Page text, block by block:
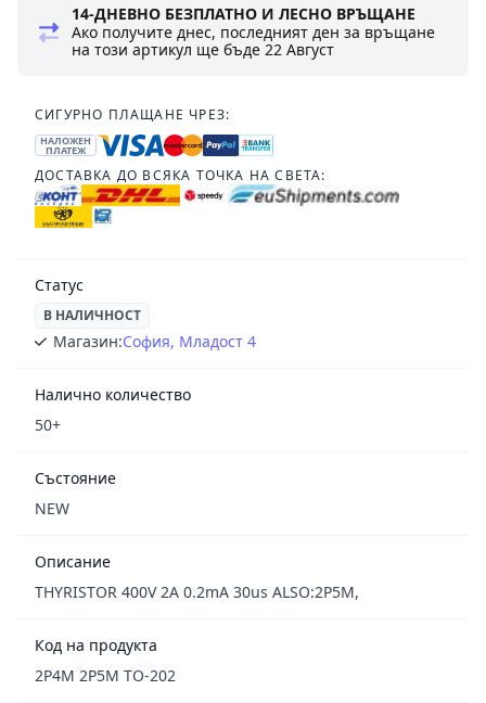
14-ДНЕВНО БЕЗПЛАТНО И ЛЕСНО ВРЪЩАНЕ
Ако получите днес, последният ден за връщане
на този артикул ще бъде22 Август
СИГУРНО ПЛАЩАНЕ ЧРЕЗ:
НАЛОЖЕН
ПЛАТЕЖ
ДОСТАВКА ДО ВСЯКА ТОЧКА НА СВЕТА:
Статус
В НАЛИЧНОСТ
Магазин:София, Младост 4
Налично количество
50+
Състояние
NEW
Описание
THYRISTOR 400V 2A 0.2mA 30us ALSO:2P5M,
Код на продукта
2P4M 2P5M TO-202